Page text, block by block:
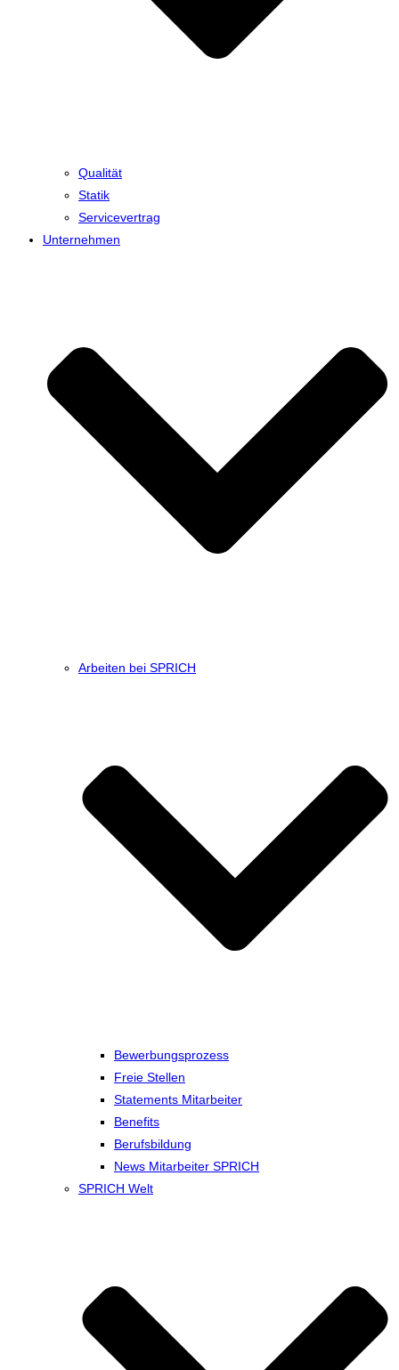
Qualität
Statik
Servicevertrag
Unternehmen
Arbeiten bei SPRICH
Bewerbungsprozess
Freie Stellen
Statements Mitarbeiter
Benefits
Berufsbildung
News Mitarbeiter SPRICH
SPRICH Welt